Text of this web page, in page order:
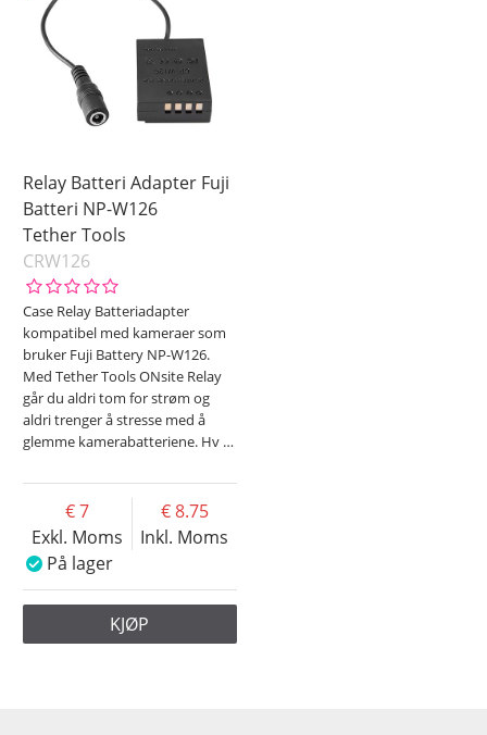
Relay Batteri Adapter Fuji
Batteri NP-W126
Tether Tools
CRW126
Case Relay Batteriadapter
kompatibel med kameraer som
bruker Fuji Battery NP-W126.
Med Tether Tools ONsite Relay
går du aldri tom for strøm og
aldri trenger å stresse med å
glemme kamerabatteriene. Hv …
Exkl. Moms
7
Inkl. Moms
8.75
På lager
KJØP